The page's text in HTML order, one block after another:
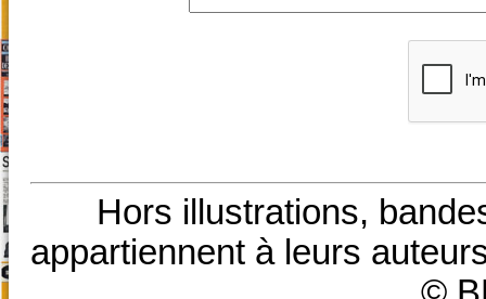
Hors illustrations,
appartiennent à leurs